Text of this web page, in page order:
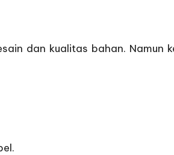
dan kualitas bahan. Namun